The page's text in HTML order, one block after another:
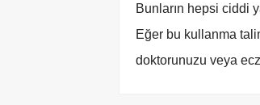
Bunların hepsi ciddi
Eğer bu kullanma
doktorunuzu veya